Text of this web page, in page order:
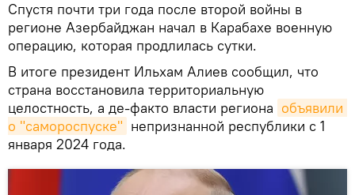
Спустя почти три года после второй войны в
регионе Азербайджан начал в Карабахе военную
операцию, которая продлилась сутки.
В итоге президент Ильхам Алиев сообщил, что
страна восстановила территориальную
целостность, а де-факто власти региона объявили
о "самороспуске" непризнанной республики с 1
января 2024 года.